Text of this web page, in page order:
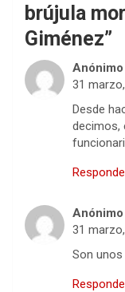
brújula
Giménez”
Anónimo
31
Desde
decimos,
Anónimo
31
Son